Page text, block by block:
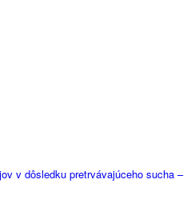
v dôsledku pretrvávajúceho sucha –